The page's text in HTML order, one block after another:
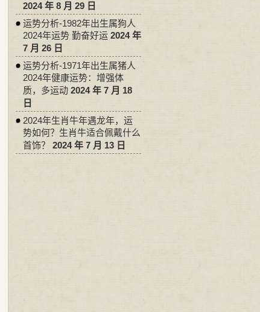
2024 年 8 月 29 日
运势分析-1982年出生属狗人
2024年运势 勤奋好运 2024 年
7 月 26 日
运势分析-1971年出生属猪人
2024年健康运势：增强体
质，多运动 2024 年 7 月 18
日
2024年生肖牛年遇龙年，运
势如何？生肖牛适合佩戴什么
首饰？
2024 年 7 月 13 日